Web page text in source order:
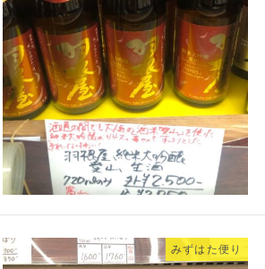
みずはた便り